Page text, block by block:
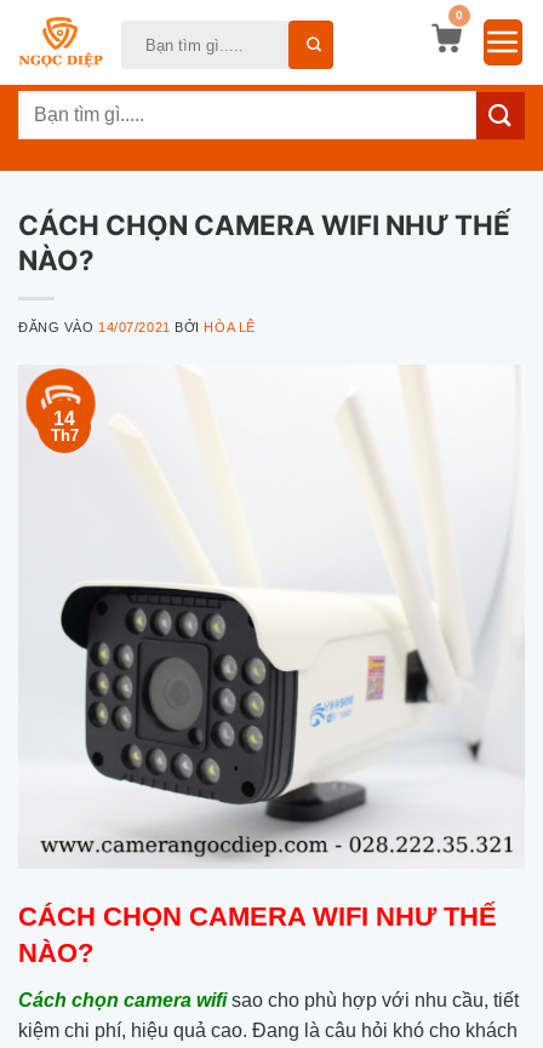
dung
0
Tìm
CÁCH CHỌN CAMERA WIFI NHƯ THẾ
NÀO?
ĐĂNG VÀO 14/07/2021 BỞIHÒA LÊ
14
Th7
CÁCH CHỌN CAMERA WIFI NHƯ THẾ
NÀO?
Cách chọn camera wifisao cho phù hợp với nhu cầu, tiết
kiệm chi phí, hiệu quả cao. Đang là câu hỏi khó cho khách